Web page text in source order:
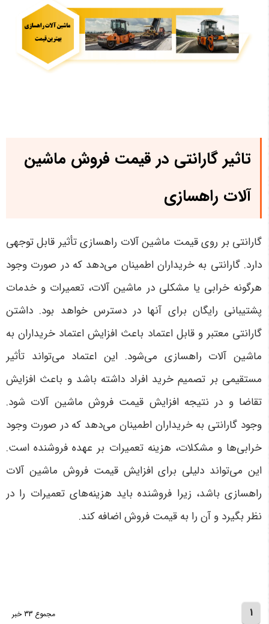
تاثیر گارانتی در قیمت فروش ماشین
آلات راهسازی
گارانتی بر روی قیمت ماشین آلات راهسازی تأثیر قابل توجهی
دارد. گارانتی به خریداران اطمینان می‌دهد که در صورت وجود
هرگونه خرابی یا مشکلی در ماشین آلات، تعمیرات و خدمات
پشتیبانی رایگان برای آنها در دسترس خواهد بود. داشتن
گارانتی معتبر و قابل اعتماد باعث افزایش اعتماد خریداران به
ماشین آلات راهسازی می‌شود. این اعتماد می‌تواند تأثیر
مستقیمی بر تصمیم خرید افراد داشته باشد و باعث افزایش
تقاضا و در نتیجه افزایش قیمت فروش ماشین آلات شود.
وجود گارانتی به خریداران اطمینان می‌دهد که در صورت وجود
خرابی‌ها و مشکلات، هزینه تعمیرات بر عهده فروشنده است.
این می‌تواند دلیلی برای افزایش قیمت فروش ماشین آلات
راهسازی باشد، زیرا فروشنده باید هزینه‌های تعمیرات را در
نظر بگیرد و آن را به قیمت فروش اضافه کند.
1 مجموع 33 خبر